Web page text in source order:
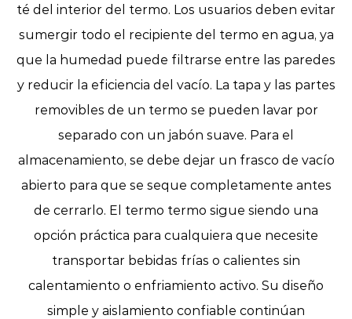
té del interior del termo. Los usuarios deben evitar
sumergir todo el recipiente del termo en agua, ya
que la humedad puede filtrarse entre las paredes
y reducir la eficiencia del vacío. La tapa y las partes
removibles de un termo se pueden lavar por
separado con un jabón suave. Para el
almacenamiento, se debe dejar un frasco de vacío
abierto para que se seque completamente antes
de cerrarlo. El termo termo sigue siendo una
opción práctica para cualquiera que necesite
transportar bebidas frías o calientes sin
calentamiento o enfriamiento activo. Su diseño
simple y aislamiento confiable continúan